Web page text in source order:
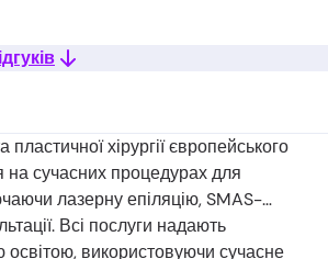
хірургії європейського
на сучасних процедурах для
лазерну епіляцію, SMAS-
Всі послуги надають
використовуючи сучасне